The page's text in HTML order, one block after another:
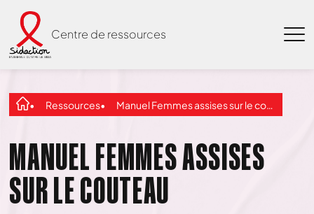
Centre de ressources
Ressources Manuel Femmes assises sur le couteau
MANUEL FEMMES ASSISES
SUR LE COUTEAU